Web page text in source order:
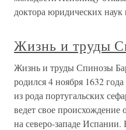
доктора юридических наук
Жизнь и труды
Жизнь и труды Спинозы
родился 4 ноября 1632
из рода португальских
ведет свое происхождение
на северо-западе Испании.